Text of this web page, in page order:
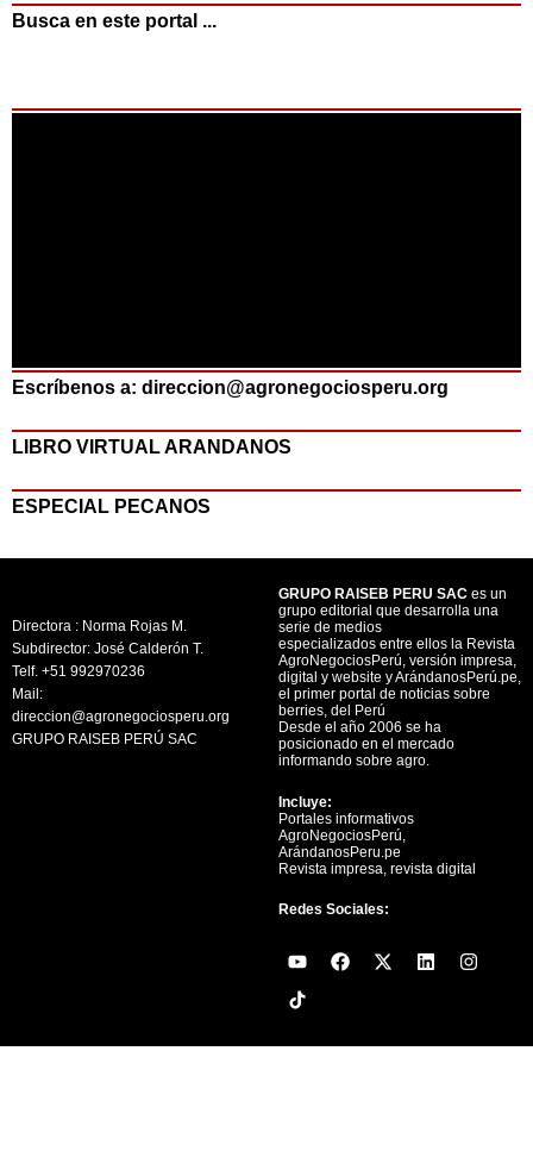
Busca en este portal ...
Escríbenos a: direccion@agronegociosperu.org
LIBRO VIRTUAL ARANDANOS
ESPECIAL PECANOS
Directora : Norma Rojas M.
Subdirector: José Calderón T.
Telf. +51 992970236
Mail:
direccion@agronegociosperu.org
GRUPO RAISEB PERÚ SAC
GRUPO RAISEB PERU SAC es un
grupo editorial que desarrolla una
serie de medios
especializados entre ellos la Revista
AgroNegociosPerú, versión impresa,
digital y website y ArándanosPerú.pe,
el primer portal de noticias sobre
berries, del Perú
Desde el año 2006 se ha
posicionado en el mercado
informando sobre agro.
Incluye:
Portales informativos
AgroNegociosPerú,
ArándanosPeru.pe
Revista impresa, revista digital
Redes Sociales:
Y
o
u
t
b
F
a
o
X
-
t
L
i
d
I
n
g